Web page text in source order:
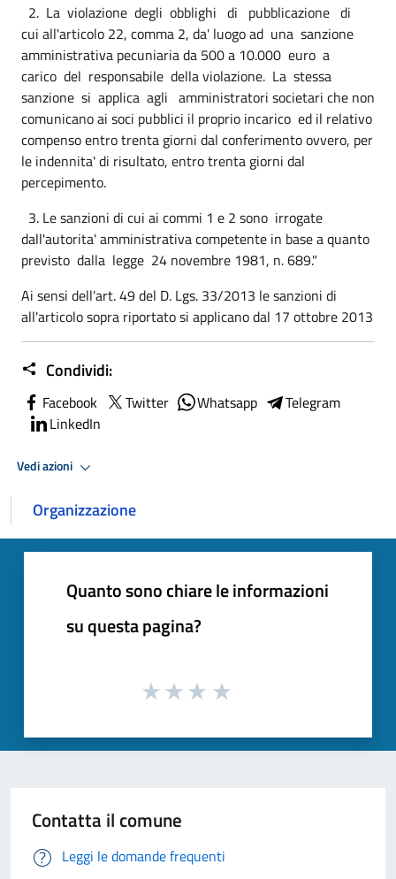
2. La violazione degli obblighi di pubblicazione di
cui all'articolo 22, comma 2, da' luogo ad una sanzione
amministrativa pecuniaria da 500 a 10.000 euro a
carico del responsabile della violazione. La stessa
sanzione si applica agli amministratori societari che non
comunicano ai soci pubblici il proprio incarico ed il relativo
compenso entro trenta giorni dal conferimento ovvero, per
le indennita' di risultato, entro trenta giorni dal
percepimento.
3. Le sanzioni di cui ai commi 1 e 2 sono irrogate
dall'autorita' amministrativa competente in base a quanto
previsto dalla legge 24 novembre 1981, n. 689."
Ai sensi dell'art. 49 del D. Lgs. 33/2013 le sanzioni di
all'articolo sopra riportato si applicano dal 17 ottobre 2013
Condividi:
Facebook Twitter Whatsapp
Telegram
LinkedIn
Vedi azioni
Organizzazione
Quanto sono chiare le informazioni
su questa pagina?
Contatta il comune
Leggi le domande frequenti